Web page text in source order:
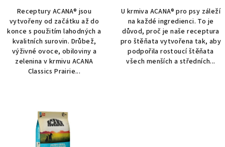
Receptury ACANA® jsou
vytvořeny od začátku až do
konce s použitím lahodných a
kvalitních surovin. Drůbež,
výživné ovoce, obiloviny a
zelenina v krmivu ACANA
Classics Prairie...
U krmiva ACANA® pro psy záleží
na každé ingredienci. To je
důvod, proč je naše receptura
pro štěňata vytvořena tak, aby
podpořila rostoucí štěňata
všech menších a středních...